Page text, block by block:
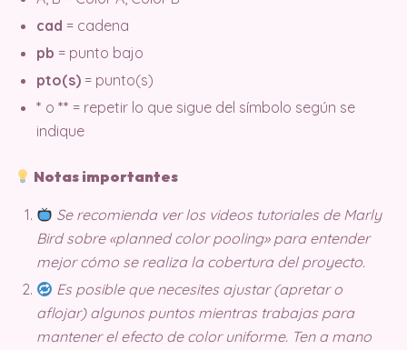
cad = cadena
pb = punto bajo
pto(s) = punto(s)
* o ** = repetir lo que sigue del símbolo según se
indique
Notas importantes
Se recomienda ver los videos tutoriales de Marly
Bird sobre «planned color pooling» para entender
mejor cómo se realiza la cobertura del proyecto.
Es posible que necesites ajustar (apretar o
aflojar) algunos puntos mientras trabajas para
mantener el efecto de color uniforme. Ten a mano